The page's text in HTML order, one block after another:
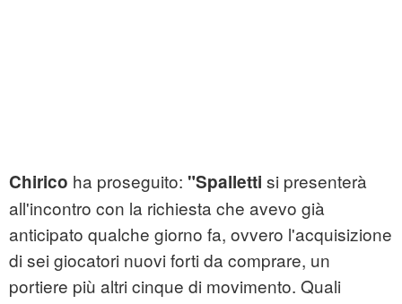
Chirico ha proseguito: "Spalletti si presenterà
all'incontro con la richiesta che avevo già
anticipato qualche giorno fa, ovvero l'acquisizione
di sei giocatori nuovi forti da comprare, un
portiere più altri cinque di movimento. Quali